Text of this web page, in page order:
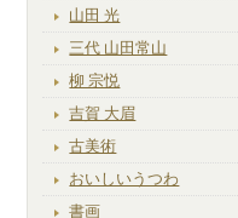
山田 光
三代 山田常山
柳 宗悦
吉賀 大眉
古美術
おいしいうつわ
書画